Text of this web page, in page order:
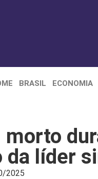
BRASIL ECONOMIA
morto
da líder
2025